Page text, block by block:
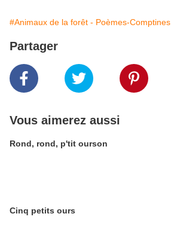
#Animaux de la forêt - Poèmes-Comptines
Partager
Vous aimerez aussi
Rond, rond, p'tit ourson
Cinq petits ours